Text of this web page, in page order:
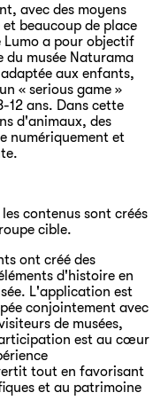
avec des moyens
beaucoup de place
Lumo a pour objectif
du musée Naturama
aux enfants,
« serious game »
12 ans. Dans cette
d'animaux, des
numériquement et
contenus sont créés
cible.
ont créé des
d'histoire en
L'application est
conjointement avec
de musées,
est au cœur
tout en favorisant
et au patrimoine